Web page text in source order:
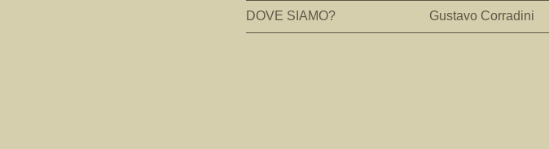
DOVE SIAMO? Gustavo Corradini